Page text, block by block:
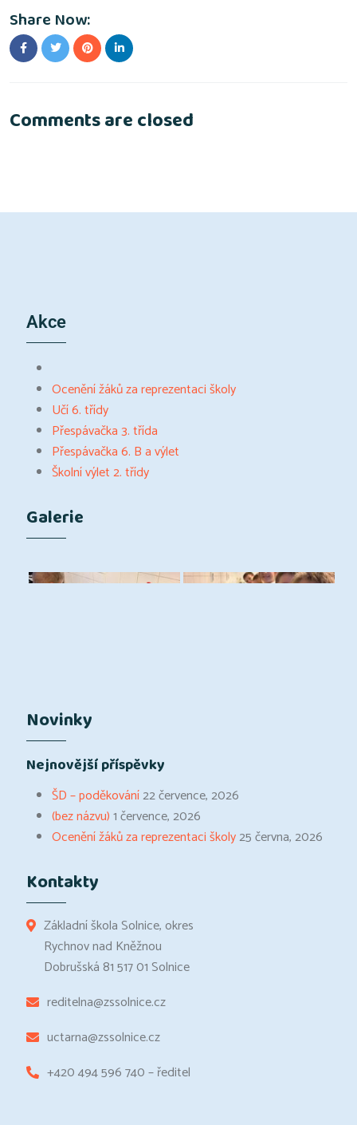
Share Now:
Comments are closed
Akce
Ocenění žáků za reprezentaci školy
Učí 6. třídy
Přespávačka 3. třída
Přespávačka 6. B a výlet
Školní výlet 2. třídy
Galerie
Novinky
Nejnovější příspěvky
ŠD – poděkování22 července, 2026
(bez názvu)1 července, 2026
Ocenění žáků za reprezentaci školy25 června, 2026
Kontakty
Základní škola Solnice, okres
Rychnov nad Kněžnou
Dobrušská 81 517 01 Solnice
reditelna@zssolnice.cz
uctarna@zssolnice.cz
+420 494 596 740 – ředitel